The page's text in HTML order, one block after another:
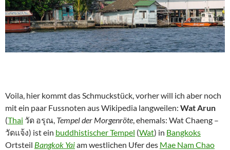
Voila, hier kommt das Schmuckstück, vorher will ich aber noch
mit ein paar Fussnoten aus Wikipedia langweilen: Wat Arun
(Thai วัด อรุณ, Tempel der Morgenröte, ehemals: Wat Chaeng –
วัดแจ้ง) ist ein buddhistischer Tempel (Wat) in Bangkoks
Ortsteil Bangkok Yaiam westlichen Ufer des Mae Nam Chao